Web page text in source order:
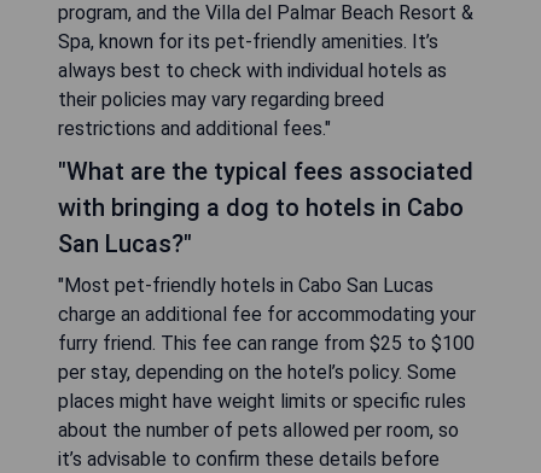
program, and the Villa del Palmar Beach Resort &
Spa, known for its pet-friendly amenities. It’s
always best to check with individual hotels as
their policies may vary regarding breed
restrictions and additional fees."
"What are the typical fees associated
with bringing a dog to hotels in Cabo
San Lucas?"
"Most pet-friendly hotels in Cabo San Lucas
charge an additional fee for accommodating your
furry friend. This fee can range from $25 to $100
per stay, depending on the hotel’s policy. Some
places might have weight limits or specific rules
about the number of pets allowed per room, so
it’s advisable to confirm these details before